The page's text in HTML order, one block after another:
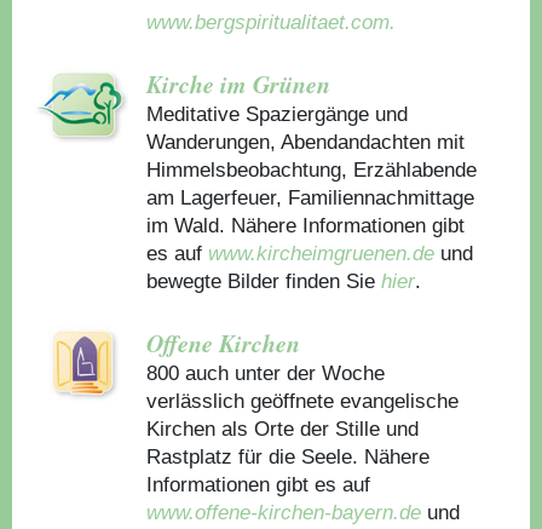
www.bergspiritualitaet.com.
Kirche im Grünen
Meditative Spaziergänge und
Wanderungen, Abendandachten mit
Himmelsbeobachtung, Erzählabende
am Lagerfeuer, Familiennachmittage
im Wald. Nähere Informationen gibt
es auf www.kircheimgruenen.de und
bewegte Bilder finden Sie hier.
Offene Kirchen
800 auch unter der Woche
verlässlich geöffnete evangelische
Kirchen als Orte der Stille und
Rastplatz für die Seele. Nähere
Informationen gibt es auf
www.offene-kirchen-bayern.de und